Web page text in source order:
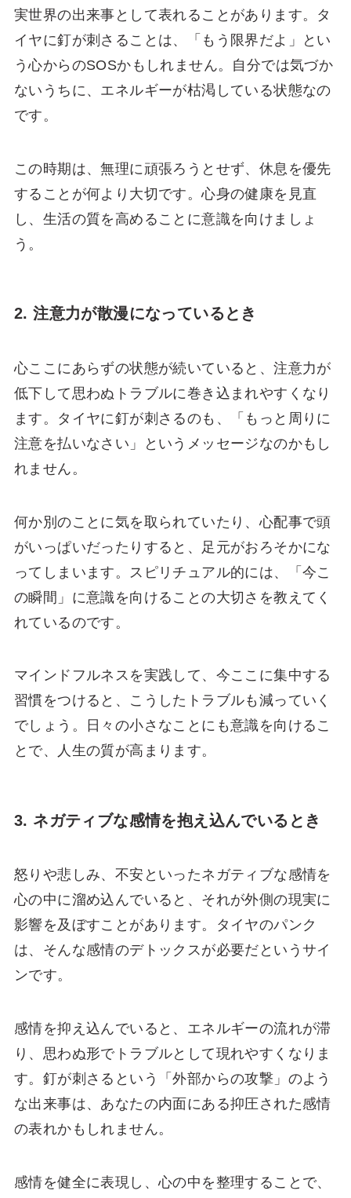
実世界の出来事として表れることがあります。タ
イヤに釘が刺さることは、「もう限界だよ」とい
う心からのSOSかもしれません。自分では気づか
ないうちに、エネルギーが枯渇している状態なの
です。
この時期は、無理に頑張ろうとせず、休息を優先
することが何より大切です。心身の健康を見直
し、生活の質を高めることに意識を向けましょ
う。
2. 注意力が散漫になっているとき
心ここにあらずの状態が続いていると、注意力が
低下して思わぬトラブルに巻き込まれやすくなり
ます。タイヤに釘が刺さるのも、「もっと周りに
注意を払いなさい」というメッセージなのかもし
れません。
何か別のことに気を取られていたり、心配事で頭
がいっぱいだったりすると、足元がおろそかにな
ってしまいます。スピリチュアル的には、「今こ
の瞬間」に意識を向けることの大切さを教えてく
れているのです。
マインドフルネスを実践して、今ここに集中する
習慣をつけると、こうしたトラブルも減っていく
でしょう。日々の小さなことにも意識を向けるこ
とで、人生の質が高まります。
3. ネガティブな感情を抱え込んでいるとき
怒りや悲しみ、不安といったネガティブな感情を
心の中に溜め込んでいると、それが外側の現実に
影響を及ぼすことがあります。タイヤのパンク
は、そんな感情のデトックスが必要だというサイ
ンです。
感情を抑え込んでいると、エネルギーの流れが滞
り、思わぬ形でトラブルとして現れやすくなりま
す。釘が刺さるという「外部からの攻撃」のよう
な出来事は、あなたの内面にある抑圧された感情
の表れかもしれません。
感情を健全に表現し、心の中を整理することで、